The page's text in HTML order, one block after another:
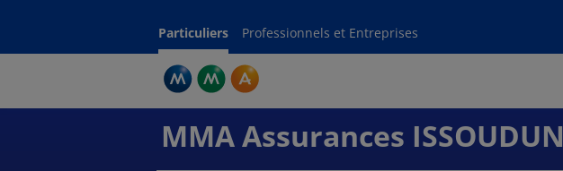
Particuliers Professionnels et Entreprises
MMA Assurances ISSOUDUN